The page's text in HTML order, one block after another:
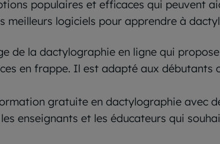
populaires et efficaces qui peuvent
meilleurs logiciels pour apprendre à
de la dactylographie en ligne qui
en frappe. Il est adapté aux débutants
gratuite en dactylographie avec
enseignants et les éducateurs qui